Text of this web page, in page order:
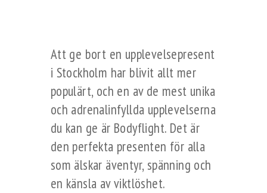
Att ge bort en upplevelsepresent
i Stockholm har blivit allt mer
populärt, och en av de mest unika
och adrenalinfyllda upplevelserna
du kan ge är Bodyflight. Det är
den perfekta presenten för alla
som älskar äventyr, spänning och
en känsla av viktlöshet.